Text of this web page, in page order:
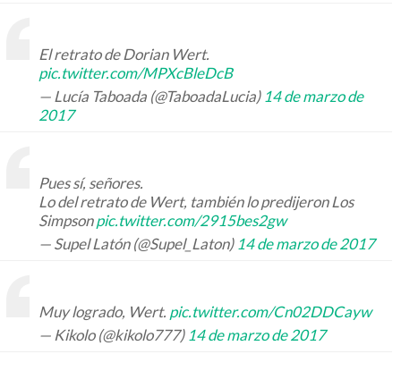
El retrato de Dorian Wert.
pic.twitter.com/MPXcBleDcB
— Lucía Taboada (@TaboadaLucia) 14 de marzo de
2017
Pues sí, señores.
Lo del retrato de Wert, también lo predijeron Los
Simpsonpic.twitter.com/2915bes2gw
— Supel Latón (@Supel_Laton) 14 de marzo de 2017
Muy logrado, Wert. pic.twitter.com/Cn02DDCayw
— Kikolo (@kikolo777) 14 de marzo de 2017